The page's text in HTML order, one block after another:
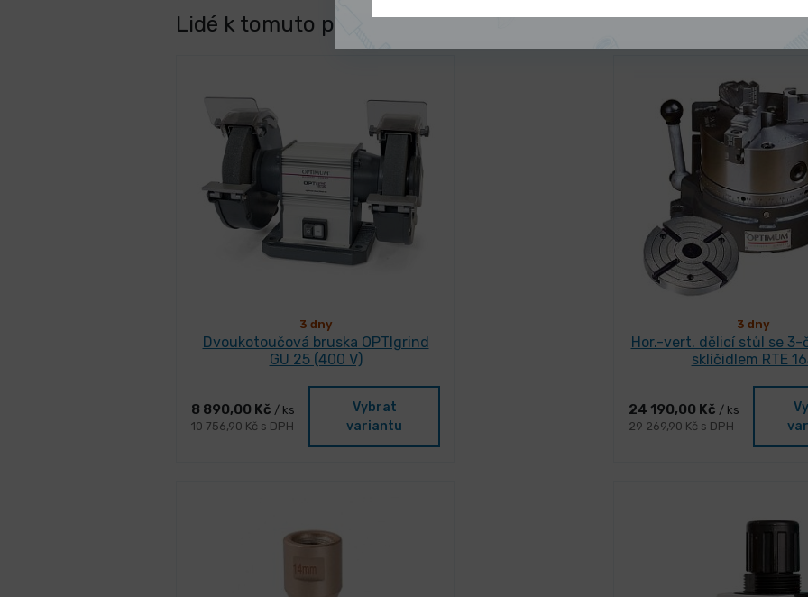
Lidé k tomuto produktu nejčastěji kupují
3 dny
Dvoukotoučová bruska OPTIgrind
GU 25 (400 V)
8 890,00 Kč / ks
10 756,90 Kč s DPH
Vybrat
variantu
3 dny
Hor.-vert. dělicí stůl se 3-
sklíčidlem RTE
24 190,00 Kč / ks
29 269,90 Kč s DPH